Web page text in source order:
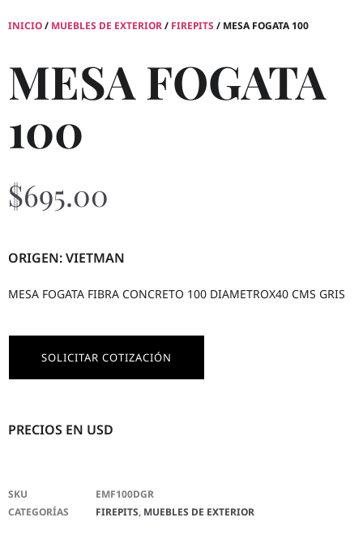
INICIO/ MUEBLES DE EXTERIOR/ FIREPITS / MESA FOGATA 100
MESA FOGATA
100
$695.00
ORIGEN: VIETMAN
MESA FOGATA FIBRA CONCRETO 100 DIAMETROX40 CMS GRIS
SOLICITAR COTIZACIÓN
PRECIOS EN USD
SKU
EMF100DGR
CATEGORÍAS
FIREPITS, MUEBLES DE EXTERIOR